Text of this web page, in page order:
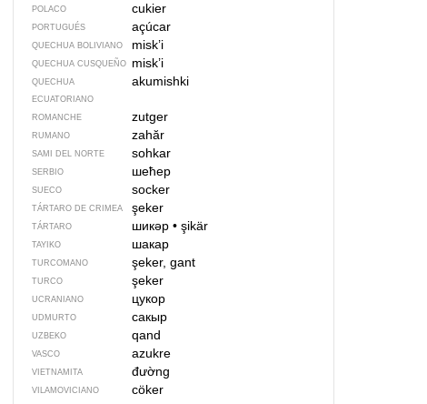
POLACO cukier
PORTUGUÉS açúcar
QUECHUA BOLIVIANO misk’i
QUECHUA CUSQUEÑO misk’i
QUECHUA
ECUATORIANO
akumishki
ROMANCHE zutger
RUMANO zahăr
SAMI DEL NORTE sohkar
SERBIO шећер
SUECO socker
TÁRTARO DE CRIMEA şeker
TÁRTARO шикәр• şikär
TAYIKO шакар
TURCOMANO şeker, gant
TURCO şeker
UCRANIANO цукор
UDMURTO сакыр
UZBEKO qand
VASCO azukre
VIETNAMITA đường
VILAMOVICIANO cöker